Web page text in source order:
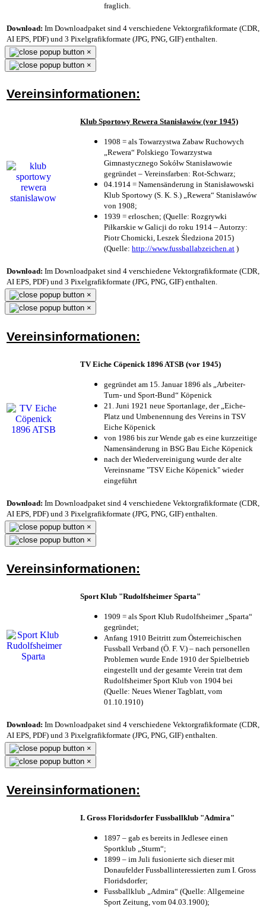
fraglich.
Download: Im Downloadpaket sind 4 verschiedene Vektorgrafikformate (CDR,
AI EPS, PDF) und 3 Pixelgrafikformate (JPG, PNG, GIF) enthalten.
×
×
Vereinsinformationen:
Klub Sportowy Rewera Stanisławów (vor 1945)
1908 = als Towarzystwa Zabaw Ruchowych
„Rewera“ Polskiego Towarzystwa
Gimnastycznego Sokółw Stanisławowie
gegründet – Vereinsfarben: Rot-Schwarz;
04.1914 = Namensänderung in Stanisławowski
Klub Sportowy (S. K. S.) „Rewera“ Stanisławów
von 1908;
1939 = erloschen; (Quelle: Rozgrywki
Piłkarskie w Galicji do roku 1914 – Autorzy:
Piotr Chomicki, Leszek Śledziona 2015)
(Quelle: http://www.fussballabzeichen.at )
Download: Im Downloadpaket sind 4 verschiedene Vektorgrafikformate (CDR,
AI EPS, PDF) und 3 Pixelgrafikformate (JPG, PNG, GIF) enthalten.
×
×
Vereinsinformationen:
TV Eiche Cöpenick 1896 ATSB (vor 1945)
gegründet am 15. Januar 1896 als „Arbeiter-
Turn- und Sport-Bund“ Köpenick
21. Juni 1921 neue Sportanlage, der „Eiche-
Platz und Umbenennung des Vereins in TSV
Eiche Köpenick
von 1986 bis zur Wende gab es eine kurzzeitige
Namensänderung in BSG Bau Eiche Köpenick
nach der Wiedervereinigung wurde der alte
Vereinsname "TSV Eiche Köpenick" wieder
eingeführt
Download: Im Downloadpaket sind 4 verschiedene Vektorgrafikformate (CDR,
AI EPS, PDF) und 3 Pixelgrafikformate (JPG, PNG, GIF) enthalten.
×
×
Vereinsinformationen:
Sport Klub "Rudolfsheimer Sparta"
1909 = als Sport Klub Rudolfsheimer „Sparta“
gegründet;
Anfang 1910 Beitritt zum Österreichischen
Fussball Verband (Ö. F. V.) – nach personellen
Problemen wurde Ende 1910 der Spielbetrieb
eingestellt und der gesamte Verein trat dem
Rudolfsheimer Sport Klub von 1904 bei
(Quelle: Neues Wiener Tagblatt, vom
01.10.1910)
Download: Im Downloadpaket sind 4 verschiedene Vektorgrafikformate (CDR,
AI EPS, PDF) und 3 Pixelgrafikformate (JPG, PNG, GIF) enthalten.
×
×
Vereinsinformationen:
I. Gross Floridsdorfer Fussballklub "Admira"
1897 – gab es bereits in Jedlesee einen
Sportklub „Sturm“;
1899 – im Juli fusionierte sich dieser mit
Donaufelder Fussballinteressierten zum I. Gross
Floridsdorfer;
Fussballklub „Admira“ (Quelle: Allgemeine
Sport Zeitung, vom 04.03.1900);